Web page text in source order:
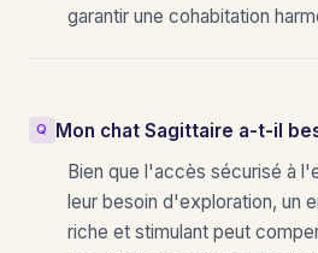
garantir une cohabitation
Mon chat Sagittaire a-t-il
Bien que l'accès sécurisé à
leur besoin d'exploration, un
riche et stimulant peut